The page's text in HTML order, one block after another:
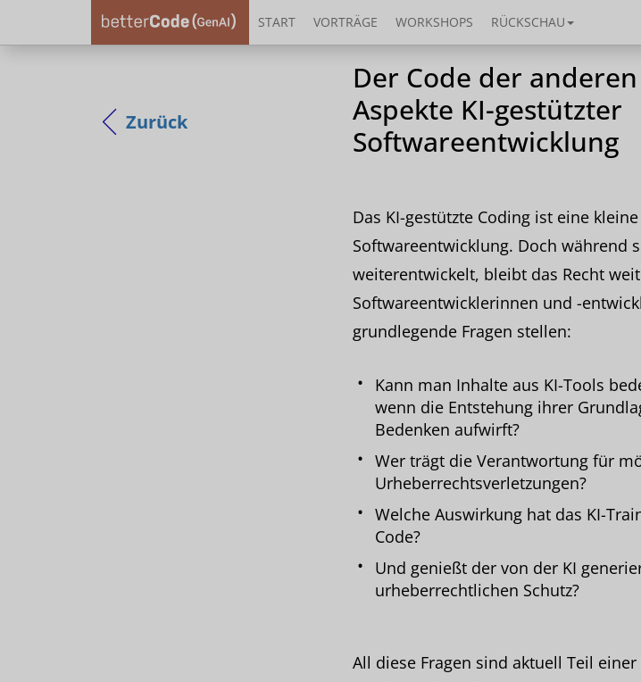
START VORTRÄGE WORKSHOPS RÜCKSCHAU
Zurück
Der Code der
Aspekte KI-gestützter
Softwareentwicklung
Das KI-gestützte Coding ist eine
Softwareentwicklung. Doch während
weiterentwickelt, bleibt das Recht
Softwareentwicklerinnen und -
grundlegende Fragen stellen:
Kann man Inhalte aus KI-Tools
wenn die Entstehung ihrer
Bedenken aufwirft?
Wer trägt die Verantwortung für
Urheberrechtsverletzungen?
Welche Auswirkung hat das KI-
Code?
Und genießt der von der KI
urheberrechtlichen Schutz?
All diese Fragen sind aktuell Teil